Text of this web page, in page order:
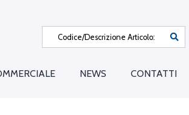
NEWS CONTATTI